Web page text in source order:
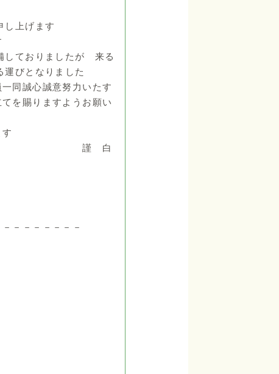
上げます
ておりましたが 来る
びとなりました
同誠心誠意努力いたす
を賜りますようお願い
－－－－－－－